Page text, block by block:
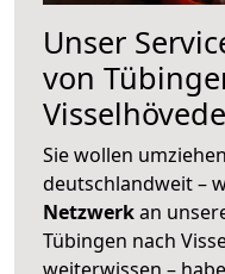
Unser
von
Visselhövede
Sie wollen
deutschlandweit –
Netzwerkan
Tübingen nach